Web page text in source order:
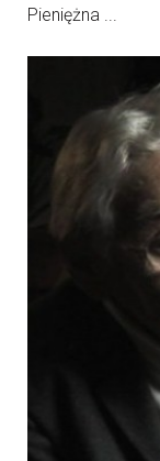
Pieniężna ...